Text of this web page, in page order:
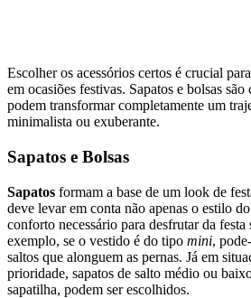
Escolher os acessórios certos é crucial
em ocasiões festivas. Sapatos e bolsas
podem transformar completamente um
minimalista ou exuberante.
Sapatos e Bolsas
Sapatos formam a base de um look de
deve levar em conta não apenas o estilo
conforto necessário para desfrutar da
exemplo, se o vestido é do tipo mini,
saltos que alonguem as pernas. Já em
prioridade, sapatos de salto médio ou
sapatilha, podem ser escolhidos.